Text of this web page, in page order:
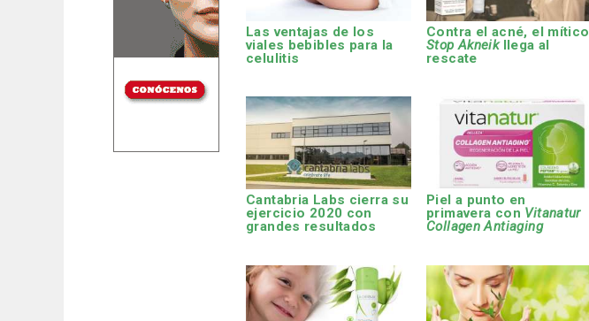
Las ventajas de los
viales bebibles para la
celulitis
Contra el acné, el mítico
Stop Akneikllega al
rescate
Cantabria Labs cierra su
ejercicio 2020 con
grandes resultados
Piel a punto en
primavera con Vitanatur
Collagen Antiaging